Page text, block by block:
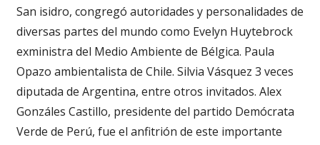
San isidro, congregó autoridades y personalidades de
diversas partes del mundo como Evelyn Huytebrock
exministra del Medio Ambiente de Bélgica. Paula
Opazo ambientalista de Chile. Silvia Vásquez 3 veces
diputada de Argentina, entre otros invitados. Alex
Gonzáles Castillo, presidente del partido Demócrata
Verde de Perú, fue el anfitrión de este importante